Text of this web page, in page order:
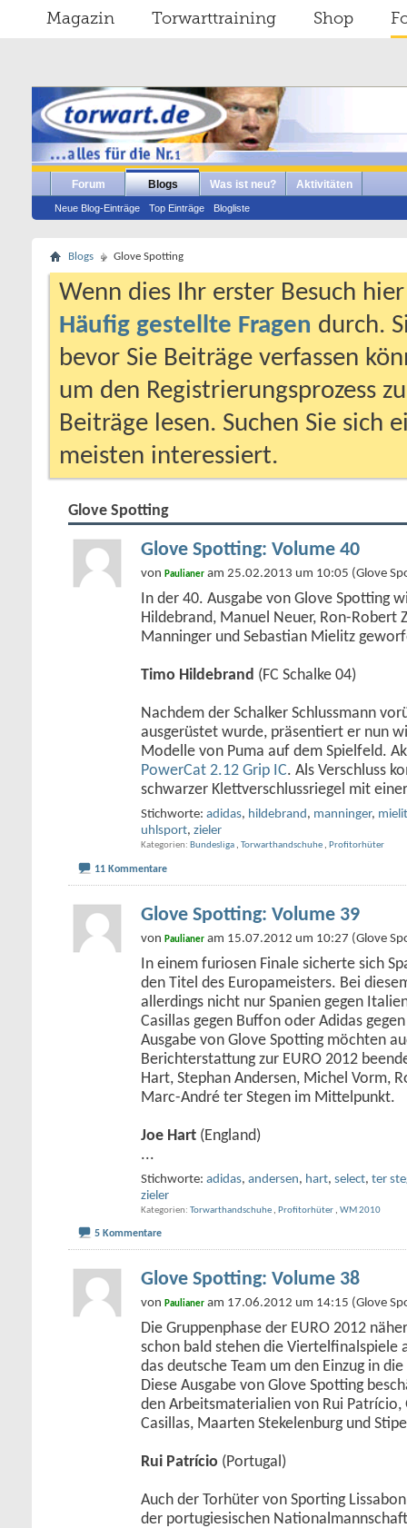
Magazin Torwarttraining Shop
Forum Blogs
Neue Blog-Einträge Top Einträge Blogliste
Was ist neu? Aktivitäten
Blogs Glove Spotting
Wenn dies Ihr erster Besuch
Häufig gestellte Fragen durch.
bevor Sie Beiträge verfassen
um den Registrierungsprozess
Beiträge lesen. Suchen Sie sich
meisten interessiert.
Glove Spotting
Glove Spotting: Volume 40
von Paulianer am 25.02.2013 um 10:05 (Glove
In der 40. Ausgabe von Glove Spotting
Hildebrand, Manuel Neuer, Ron-Robert
Manninger und Sebastian Mielitz
Timo Hildebrand (FC Schalke 04)
Nachdem der Schalker Schlussmann
ausgerüstet wurde, präsentiert er nun
Modelle von Puma auf dem Spielfeld.
PowerCat 2.12 Grip IC. Als Verschluss
schwarzer Klettverschlussriegel mit
Stichworte: adidas, hildebrand, manninger,
uhlsport, zieler
Kategorien Bundesliga , Torwarthandschuhe , Profitorhüter
11 Kommentare
Glove Spotting: Volume 39
von Paulianer am 15.07.2012 um 10:27 (Glove
In einem furiosen Finale sicherte sich
den Titel des Europameisters. Bei
allerdings nicht nur Spanien gegen
Casillas gegen Buffon oder Adidas
Ausgabe von Glove Spotting möchten
Berichterstattung zur EURO 2012
Hart, Stephan Andersen, Michel Vorm,
Marc-André ter Stegen im Mittelpunkt.
Joe Hart (England)
...
Stichworte: adidas, andersen, hart, select, ter
zieler
Kategorien Torwarthandschuhe , Profitorhüter , WM 2010
5 Kommentare
Glove Spotting: Volume 38
von Paulianer am 17.06.2012 um 14:15 (Glove
Die Gruppenphase der EURO 2012
schon bald stehen die Viertelfinalspiele
das deutsche Team um den Einzug in
Diese Ausgabe von Glove Spotting
den Arbeitsmaterialien von Rui Patrício,
Casillas, Maarten Stekelenburg und
Rui Patrício (Portugal)
Auch der Torhüter von Sporting
der portugiesischen